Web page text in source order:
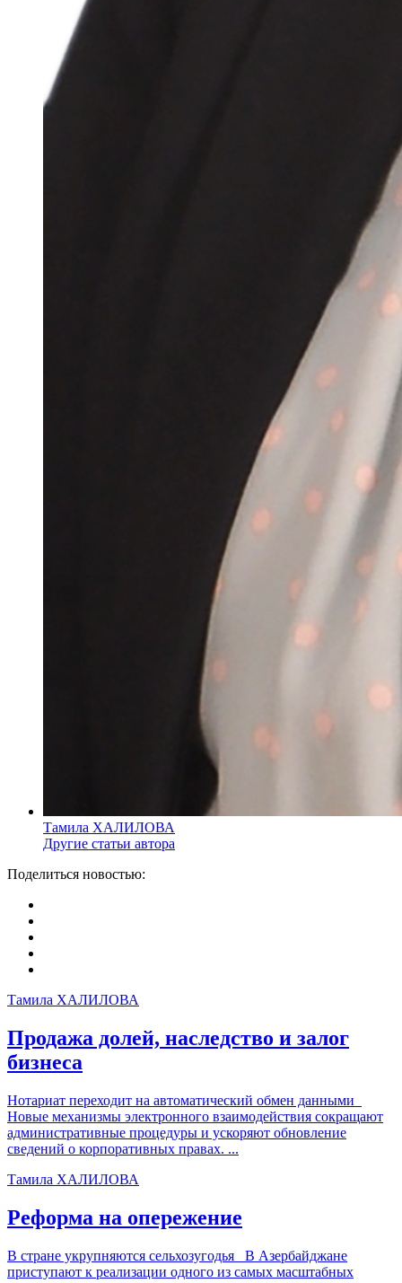
Тамила ХАЛИЛОВА
Другие статьи автора
Поделиться новостью:
Тамила ХАЛИЛОВА
Продажа долей, наследство и залог
бизнеса
Нотариат переходит на автоматический обмен данными
Новые механизмы электронного взаимодействия сокращают
административные процедуры и ускоряют обновление
сведений о корпоративных правах. ...
Тамила ХАЛИЛОВА
Реформа на опережение
В стране укрупняются сельхозугодья В Азербайджане
приступают к реализации одного из самых масштабных